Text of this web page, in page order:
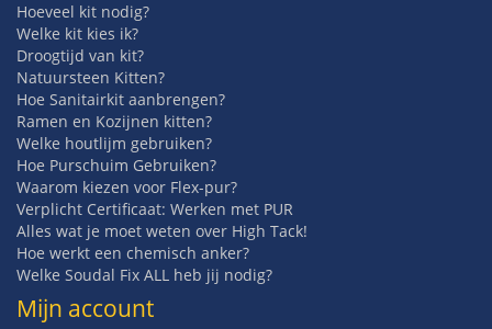
Hoeveel kit nodig?
Welke kit kies ik?
Droogtijd van kit?
Natuursteen Kitten?
Hoe Sanitairkit aanbrengen?
Ramen en Kozijnen kitten?
Welke houtlijm gebruiken?
Hoe Purschuim Gebruiken?
Waarom kiezen voor Flex-pur?
Verplicht Certificaat: Werken met PUR
Alles wat je moet weten over High Tack!
Hoe werkt een chemisch anker?
Welke Soudal Fix ALL heb jij nodig?
Mijn account